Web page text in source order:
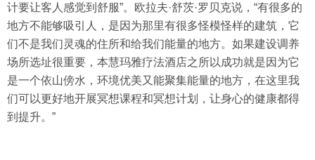
计要让客人感觉到舒服”。欧拉夫·舒茨·罗贝克说，“有很多的
地方不能够吸引人，是因为那里有很多怪模怪样的建筑，它
们不是我们灵魂的住所和给我们能量的地方。如果建设调养
场所选址很重要，本慧玛雅疗法酒店之所以成功就是因为它
是一个依山傍水，环境优美又能聚集能量的地方，在这里我
们可以更好地开展冥想课程和冥想计划，让身心的健康都得
到提升。”